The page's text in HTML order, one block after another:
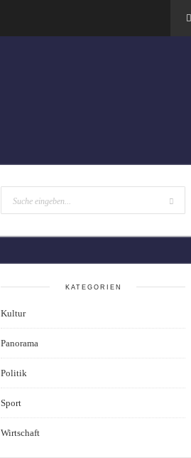
KATEGORIEN
Kultur
Panorama
Politik
Sport
Wirtschaft